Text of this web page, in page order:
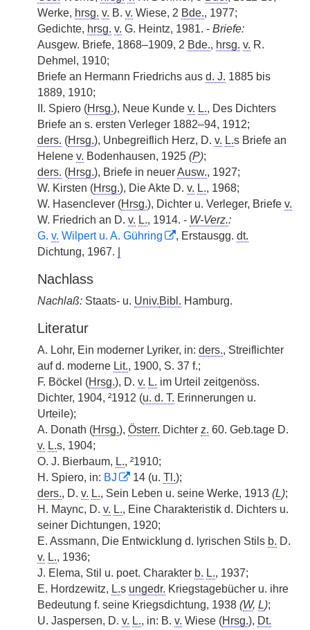
Werke, hrsg. v. B. v. Wiese, 2 Bde., 1977;
Gedichte, hrsg. v. G. Heintz, 1981. - Briefe:
Ausgew. Briefe, 1868–1909, 2 Bde., hrsg. v. R.
Dehmel, 1910;
Briefe an Hermann Friedrichs aus d. J. 1885 bis
1889, 1910;
II. Spiero (Hrsg.), Neue Kunde v. L., Des Dichters
Briefe an s. ersten Verleger 1882–94, 1912;
ders. (Hrsg.), Unbegreiflich Herz, D. v. L.s Briefe an
Helene v. Bodenhausen, 1925 (P);
ders. (Hrsg.), Briefe in neuerAusw., 1927;
W. Kirsten (Hrsg.), Die Akte D. v. L., 1968;
W. Hasenclever (Hrsg.), Dichter u. Verleger, Briefe v.
W. Friedrich an D. v. L., 1914. - W-Verz.:
G. v. Wilpert u. A. Gühring , Erstausgg. dt.
Dichtung, 1967.
Nachlass
Nachlaß: Staats- u. Univ.Bibl. Hamburg.
Literatur
A. Lohr, Ein moderner Lyriker, in: ders., Streiflichter
auf d. moderne Lit., 1900, S. 37 f.;
F. Böckel (Hrsg.), D. v. L. im Urteil zeitgenöss.
Dichter, 1904, ²1912 (u. d. T. Erinnerungen u.
Urteile);
A. Donath (Hrsg.), Österr. Dichter z. 60. Geb.tage D.
v. L.s, 1904;
O. J. Bierbaum, L., ²1910;
H. Spiero, in: BJ 14 (u. Tl.);
ders., D. v. L., Sein Leben u. seine Werke, 1913 (L);
H. Maync, D. v. L., Eine Charakteristik d. Dichters u.
seiner Dichtungen, 1920;
E. Assmann, Die Entwicklung d. lyrischen Stils b. D.
v. L., 1936;
J. Elema, Stil u. poet. Charakter b. L., 1937;
E. Hordzewitz, L.s ungedr. Kriegstagebücher u. ihre
Bedeutung f. seine Kriegsdichtung, 1938 (W, L);
U. Jaspersen, D. v. L., in: B. v. Wiese (Hrsg.), Dt.